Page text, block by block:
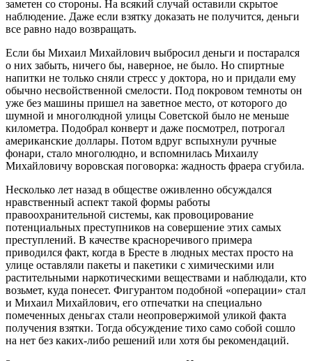
заметен со стороны. На всякий случай оставили скрытое
наблюдение. Даже если взятку доказать не получится, деньги
все равно надо возвращать.
Если бы Михаил Михайлович выбросил деньги и постарался
о них забыть, ничего бы, наверное, не было. Но спиртные
напитки не только сняли стресс у доктора, но и придали ему
обычно несвойственной смелости. Под покровом темноты он
уже без машины пришел на заветное место, от которого до
шумной и многолюдной улицы Советской было не меньше
километра. Подобрал конверт и даже посмотрел, потрогал
американские доллары. Потом вдруг вспыхнули ручные
фонари, стало многолюдно, и вспомнилась Михаилу
Михайловичу воровская поговорка: жадность фраера сгубила.
Несколько лет назад в обществе оживленно обсуждался
нравственный аспект такой формы работы
правоохранительной системы, как провоцирование
потенциальных преступников на совершение этих самых
преступлений. В качестве красноречивого примера
приводился факт, когда в Бресте в людных местах просто на
улице оставляли пакеты и пакетики с химическими или
растительными наркотическими веществами и наблюдали, кто
возьмет, куда понесет. Фигурантом подобной «операции» стал
и Михаил Михайлович, его отпечатки на специально
помеченных деньгах стали неопровержимой уликой факта
получения взятки. Тогда обсуждение тихо само собой сошло
на нет без каких-либо решений или хотя бы рекомендаций.